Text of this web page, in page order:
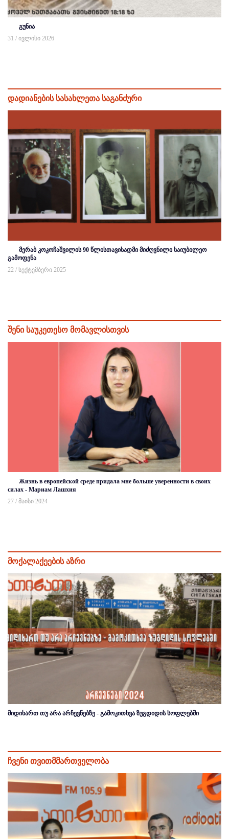
გუნია
31 / ივლისი 2026
დადიანების სასახლეთა საგანძური
მერაბ კოკოჩაშვილის 90 წლისთავისადმი მიძღვნილი საიუბილეო
გამოფენა
22 / სექტემბერი 2025
შენი საუკეთესო მომავლისთვის
Жизнь в европейской среде придала мне больше уверенности в своих
силах - Мариам Лашхия
27 / მაისი 2024
მოქალაქეების აზრი
მიდიხართ თუ არა არჩევნებზე - გამოკითხვა ზუგდიდის სოფლებში
ჩვენი თვითმმართველობა